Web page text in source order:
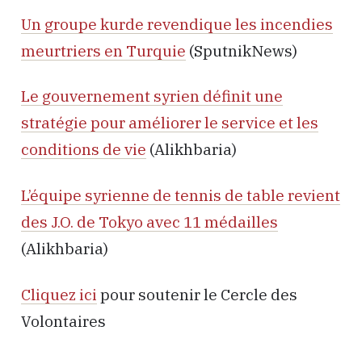
Un groupe kurde revendique les incendies
meurtriers en Turquie (SputnikNews)
Le gouvernement syrien définit une
stratégie pour améliorer le service et les
conditions de vie (Alikhbaria)
L’équipe syrienne de tennis de table revient
des J.O. de Tokyo avec 11 médailles
(Alikhbaria)
Cliquez ici pour soutenir le Cercle des
Volontaires